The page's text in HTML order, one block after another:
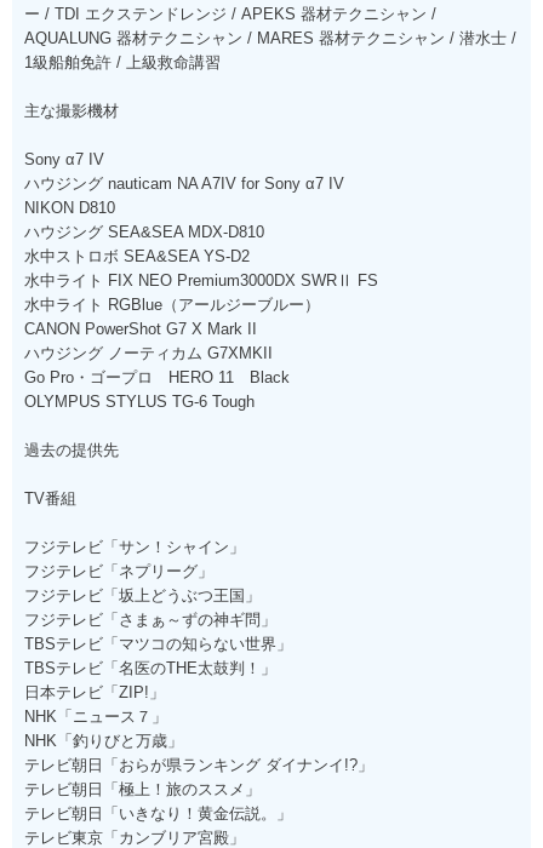
ー / TDI エクステンドレンジ / APEKS 器材テクニシャン /
AQUALUNG 器材テクニシャン / MARES 器材テクニシャン / 潜水士 /
1級船舶免許 / 上級救命講習
主な撮影機材
Sony α7 IV
ハウジング nauticam NA A7IV for Sony α7 IV
NIKON D810
ハウジング SEA&SEA MDX-D810
水中ストロボ SEA&SEA YS-D2
水中ライト FIX NEO Premium3000DX SWRⅡ FS
水中ライト RGBlue（アールジーブルー）
CANON PowerShot G7 X Mark II
ハウジング ノーティカム G7XMKII
Go Pro・ゴープロ HERO 11 Black
OLYMPUS STYLUS TG-6 Tough
過去の提供先
TV番組
フジテレビ「サン！シャイン」
フジテレビ「ネプリーグ」
フジテレビ「坂上どうぶつ王国」
フジテレビ「さまぁ～ずの神ギ問」
TBSテレビ「マツコの知らない世界」
TBSテレビ「名医のTHE太鼓判！」
日本テレビ「ZIP!」
NHK「ニュース７」
NHK「釣りびと万歳」
テレビ朝日「おらが県ランキング ダイナンイ!?」
テレビ朝日「極上！旅のススメ」
テレビ朝日「いきなり！黄金伝説。」
テレビ東京「カンブリア宮殿」